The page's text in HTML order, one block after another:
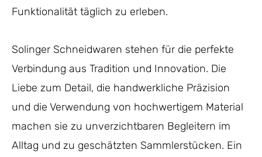
Funktionalität täglich zu erleben.
Solinger Schneidwaren stehen für die perfekte
Verbindung aus Tradition und Innovation. Die
Liebe zum Detail, die handwerkliche Präzision
und die Verwendung von hochwertigem Material
machen sie zu unverzichtbaren Begleitern im
Alltag und zu geschätzten Sammlerstücken. Ein